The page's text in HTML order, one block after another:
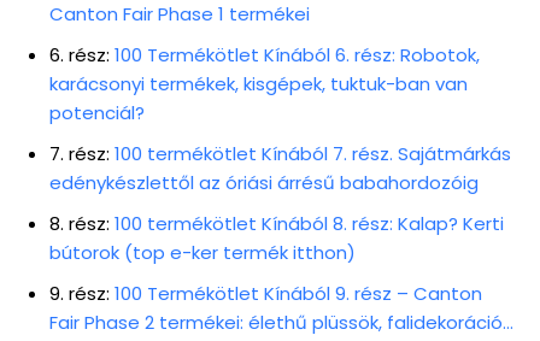
Canton Fair Phase 1 termékei
6. rész: 100 Termékötlet Kínából 6. rész: Robotok,
karácsonyi termékek, kisgépek, tuktuk-ban van
potenciál?
7. rész: 100 termékötlet Kínából 7. rész. Sajátmárkás
edénykészlettől az óriási árrésű babahordozóig
8. rész: 100 termékötlet Kínából 8. rész: Kalap? Kerti
bútorok (top e-ker termék itthon)
9. rész: 100 Termékötlet Kínából 9. rész – Canton
Fair Phase 2 termékei: élethű plüssök, falidekoráció…